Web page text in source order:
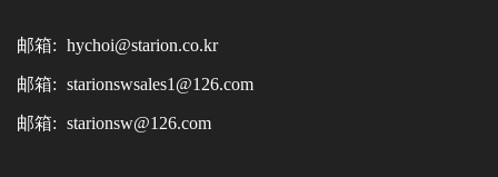
邮箱: hychoi@starion.co.kr
邮箱: starionswsales1@126.com
邮箱: starionsw@126.com